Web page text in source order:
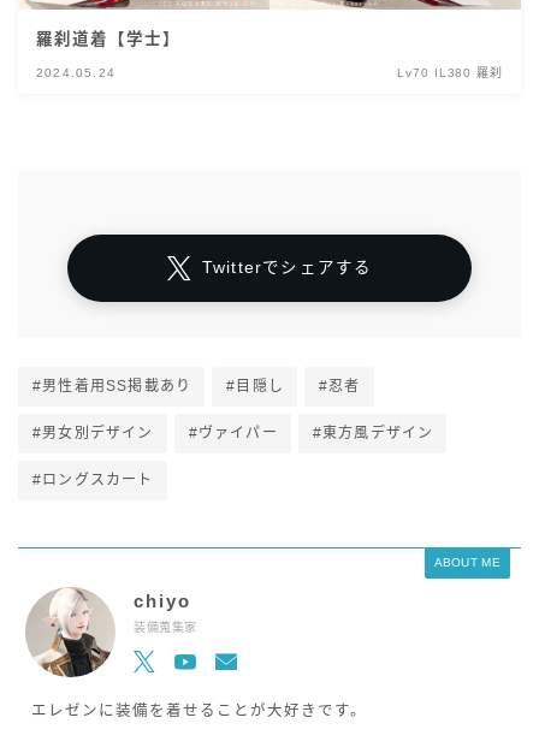
羅刹道着【学士】
2024.05.24 Lv70 IL380 羅刹
Twitterでシェアする
#男性着用SS掲載あり #目隠し #忍者
#男女別デザイン #ヴァイパー #東方風デザイン
#ロングスカート
ABOUT ME
chiyo
装備蒐集家
エレゼンに装備を着せることが大好きです。